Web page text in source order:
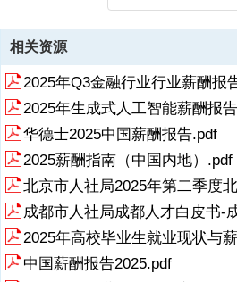
相关资源
2025年Q3金融行业行业薪酬报
2025年生成式人工智能薪酬报
华德士2025中国薪酬报告.pdf
2025薪酬指南（中国内地）.pdf
北京市人社局2025年第二季度北京市人
成都市人社局成都人才白皮书-
2025年高校毕业生就业现状与
中国薪酬报告2025.pdf